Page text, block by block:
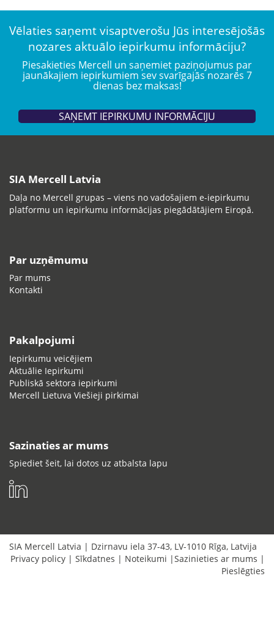
Vēlaties saņemt visaptverošu Jūs interesējošās
nozares aktuālo iepirkumu informāciju?
Piesakieties Mercell un saņemiet paziņojumus par
jaunākajiem iepirkumiem sev svarīgajās nozarēs 7
dienas bez maksas!
SAŅEMT IEPIRKUMU INFORMĀCIJU
SIA Mercell Latvia
Daļa no Mercell grupas – viens no vadošajiem e-iepirkumu
platformu un iepirkumu informācijas piegādātājiem Eiropā.
Par uzņēmumu
Par mums
Kontakti
Pakalpojumi
Iepirkumu veicējiem
Aktuālie Iepirkumi
Publiskā sektora iepirkumi
Mercell Lietuva Viešieji pirkimai
Sazinaties ar mums
Spiediet šeit, lai dotos uz atbalsta lapu
SIA Mercell Latvia | Dzirnavu iela 37-43, LV-1010 Rīga, Latvija
Privacy policy | Sīkdatnes | Noteikumi |Sazinieties ar mums |
Pieslēgties